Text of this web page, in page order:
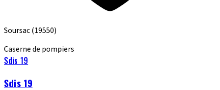
Soursac(19550)
Caserne de pompiers
Sdis 19
Sdis 19